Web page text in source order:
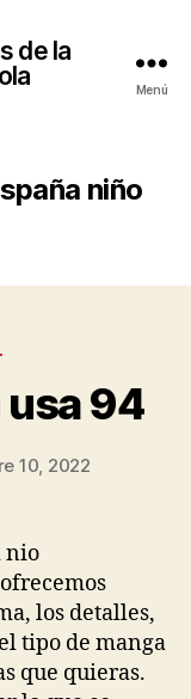
de la
Menú
niño
94
10, 2022
los detalles,
el tipo de manga
que quieras.